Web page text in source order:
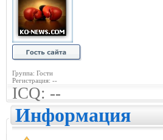
Группа: Гости
Регистрация: --
ICQ: --
Информация